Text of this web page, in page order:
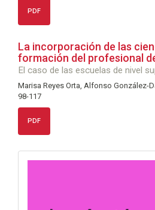
PDF
La incorporación de las
formación del profesional
El caso de las escuelas de nivel
Marisa Reyes Orta, Alfonso González-
98-117
PDF
convocatoria